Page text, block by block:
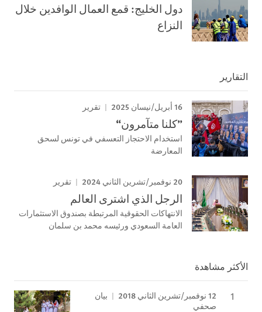
دول الخليج: قمع العمال الوافدين خلال
النزاع
التقارير
16 أبريل/نيسان 2025 تقرير
”كلنا متآمرون“
استخدام الاحتجاز التعسفي في تونس لسحق
المعارضة
20 نوفمبر/تشرين الثاني 2024 تقرير
الرجل الذي اشترى العالم
الانتهاكات الحقوقية المرتبطة بصندوق الاستثمارات
العامة السعودي ورئيسه محمد بن سلمان
الأكثر مشاهدة
12 نوفمبر/تشرين الثاني 2018
بيان
صحفي